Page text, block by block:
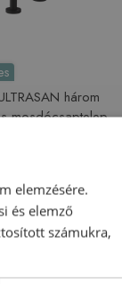
három
mosdócsaptelep,
UT017VBG
220 400 Ft
elemzésére.
és elemző
számukra,